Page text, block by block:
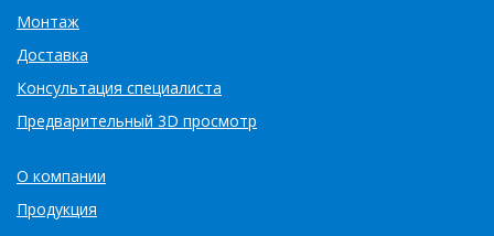
Монтаж
Доставка
Консультация специалиста
Предварительный 3D просмотр
О компании
Продукция